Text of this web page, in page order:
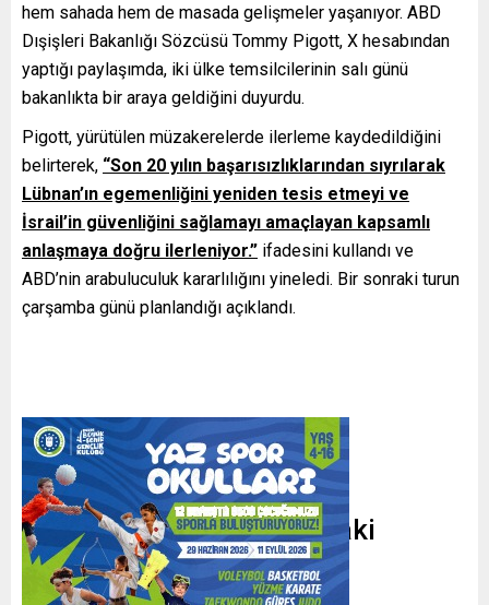
hem sahada hem de masada gelişmeler yaşanıyor. ABD
Dışişleri Bakanlığı Sözcüsü Tommy Pigott, X hesabından
yaptığı paylaşımda, iki ülke temsilcilerinin salı günü
bakanlıkta bir araya geldiğini duyurdu.
Pigott, yürütülen müzakerelerde ilerleme kaydedildiğini
belirterek, “Son 20 yılın başarısızlıklarından sıyrılarak
Lübnan’ın egemenliğini yeniden tesis etmeyi ve
İsrail’in güvenliğini sağlamayı amaçlayan kapsamlı
anlaşmaya doğru ilerleniyor.” ifadesini kullandı ve
ABD’nin arabuluculuk kararlılığını yineledi. Bir sonraki turun
çarşamba günü planlandığı açıklandı.
Ateşkes Süreci ve Sahadaki
Durum